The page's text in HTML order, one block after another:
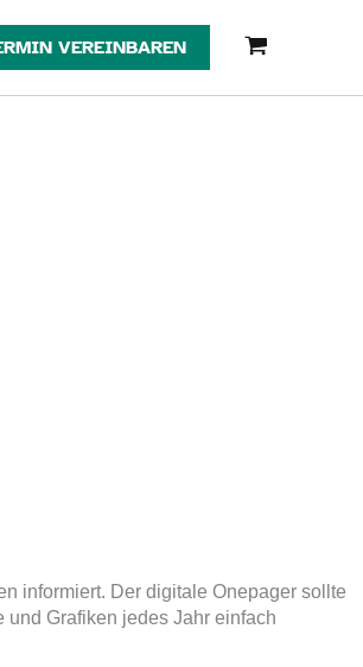
VEREINBAREN
informiert. Der digitale Onepager sollte
Grafiken jedes Jahr einfach